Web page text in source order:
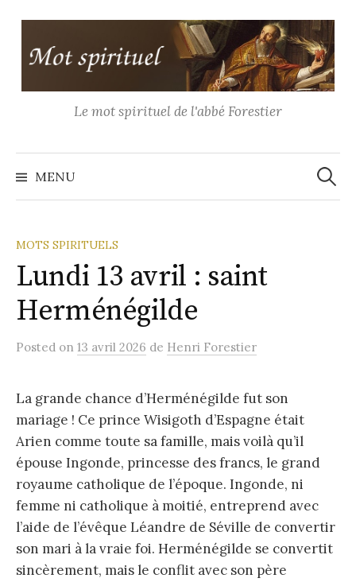
contenu
Le mot spirituel de l'abbé Forestier
MENU
MOTS SPIRITUELS
Lundi 13 avril : saint
Herménégilde
Posted on 13 avril 2026 de Henri Forestier
La grande chance d’Herménégilde fut son
mariage ! Ce prince Wisigoth d’Espagne était
Arien comme toute sa famille, mais voilà qu’il
épouse Ingonde, princesse des francs, le grand
royaume catholique de l’époque. Ingonde, ni
femme ni catholique à moitié, entreprend avec
l’aide de l’évêque Léandre de Séville de convertir
son mari à la vraie foi. Herménégilde se convertit
sincèrement, mais le conflit avec son père